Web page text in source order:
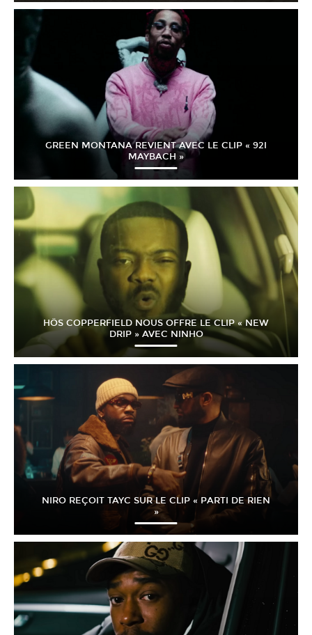
GREEN MONTANA REVIENT AVEC LE CLIP « 92I
MAYBACH »
HÖS COPPERFIELD NOUS OFFRE LE CLIP « NEW
DRIP » AVEC NINHO
NIRO REÇOIT TAYC SUR LE CLIP « PARTI DE RIEN
»